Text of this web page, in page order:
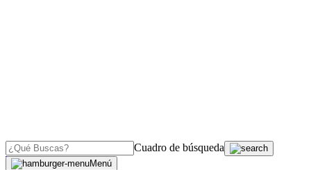
Cuadro de búsqueda
Menú
OJO